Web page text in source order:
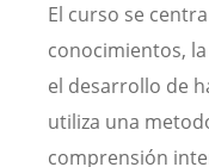
El curso se
conocimientos,
el desarrollo de
utiliza una
comprensión